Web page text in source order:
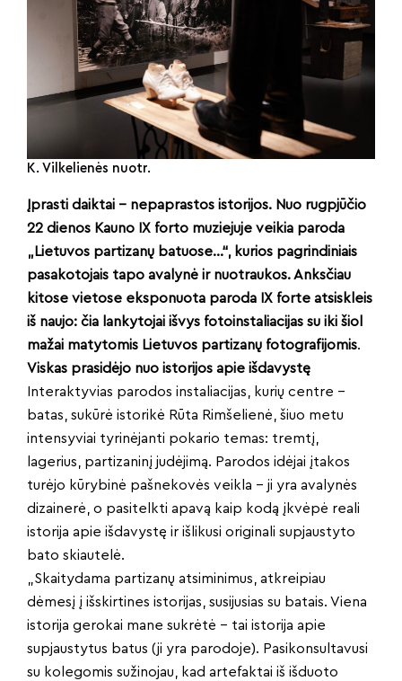
K. Vilkelienės nuotr.
Įprasti daiktai – nepaprastos istorijos. Nuo rugpjūčio
22 dienos Kauno IX forto muziejuje veikia paroda
„Lietuvos partizanų batuose…“, kurios pagrindiniais
pasakotojais tapo avalynė ir nuotraukos. Anksčiau
kitose vietose eksponuota paroda IX forte atsiskleis
iš naujo: čia lankytojai išvys fotoinstaliacijas su iki šiol
mažai matytomis Lietuvos partizanų fotografijomis.
Viskas prasidėjo nuo istorijos apie išdavystę
Interaktyvias parodos instaliacijas, kurių centre –
batas, sukūrė istorikė Rūta Rimšelienė, šiuo metu
intensyviai tyrinėjanti pokario temas: tremtį,
lagerius, partizaninį judėjimą. Parodos idėjai įtakos
turėjo kūrybinė pašnekovės veikla – ji yra avalynės
dizainerė, o pasitelkti apavą kaip kodą įkvėpė reali
istorija apie išdavystę ir išlikusi originali supjaustyto
bato skiautelė.
„Skaitydama partizanų atsiminimus, atkreipiau
dėmesį į išskirtines istorijas, susijusias su batais. Viena
istorija gerokai mane sukrėtė – tai istorija apie
supjaustytus batus (ji yra parodoje). Pasikonsultavusi
su kolegomis sužinojau, kad artefaktai iš išduoto